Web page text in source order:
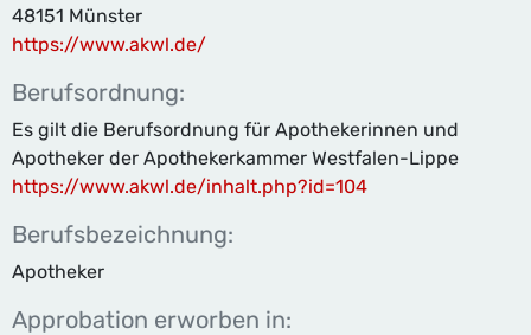
48151 Münster
https://www.akwl.de/
Berufsordnung:
Es gilt die Berufsordnung für Apothekerinnen und
Apotheker der Apothekerkammer Westfalen-Lippe
https://www.akwl.de/inhalt.php?id=104
Berufsbezeichnung:
Apotheker
Approbation erworben in: